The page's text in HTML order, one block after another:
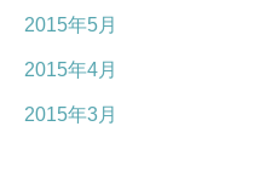
2015年5月
2015年4月
2015年3月